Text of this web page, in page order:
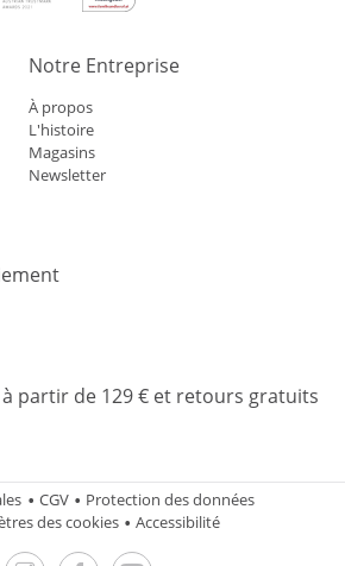
Notre Entreprise
À propos
L'histoire
Magasins
Newsletter
partir de 129 € et retours gratuits
CGV
Protection des données
des cookies
Accessibilité